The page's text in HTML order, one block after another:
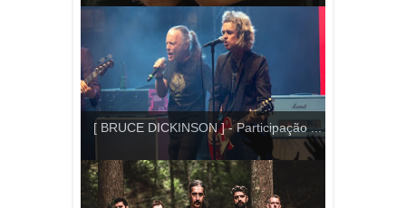
[ BRUCE DICKINSON ] - Participação ...